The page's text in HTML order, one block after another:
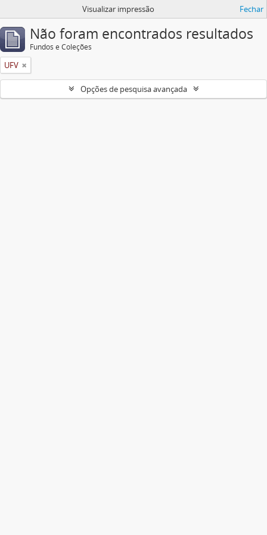
Visualizar impressão Fechar
Não foram encontrados resultados
Fundos e Coleções
UFV
Opções de pesquisa avançada